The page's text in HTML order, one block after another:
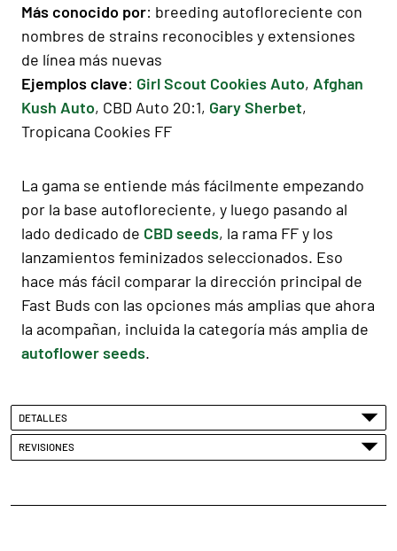
Más conocido por: breeding autofloreciente con
nombres de strains reconocibles y extensiones
de línea más nuevas
Ejemplos clave: Girl Scout Cookies Auto, Afghan
Kush Auto, CBD Auto 20:1, Gary Sherbet,
Tropicana Cookies FF
La gama se entiende más fácilmente empezando
por la base autofloreciente, y luego pasando al
lado dedicado de CBD seeds, la rama FF y los
lanzamientos feminizados seleccionados. Eso
hace más fácil comparar la dirección principal de
Fast Buds con las opciones más amplias que ahora
la acompañan, incluida la categoría más amplia de
autoflower seeds.
DETALLES
REVISIONES